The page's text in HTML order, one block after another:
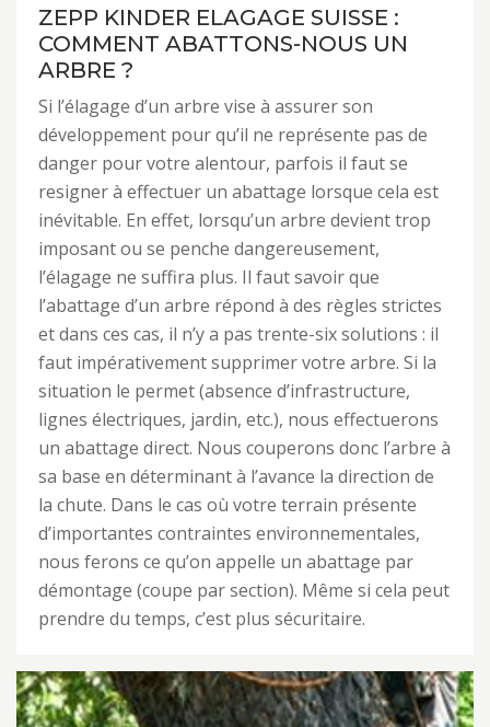
ZEPP KINDER ELAGAGE SUISSE :
COMMENT ABATTONS-NOUS UN
ARBRE ?
Si l’élagage d’un arbre vise à assurer son
développement pour qu’il ne représente pas de
danger pour votre alentour, parfois il faut se
resigner à effectuer un abattage lorsque cela est
inévitable. En effet, lorsqu’un arbre devient trop
imposant ou se penche dangereusement,
l’élagage ne suffira plus. Il faut savoir que
l’abattage d’un arbre répond à des règles strictes
et dans ces cas, il n’y a pas trente-six solutions : il
faut impérativement supprimer votre arbre. Si la
situation le permet (absence d’infrastructure,
lignes électriques, jardin, etc.), nous effectuerons
un abattage direct. Nous couperons donc l’arbre à
sa base en déterminant à l’avance la direction de
la chute. Dans le cas où votre terrain présente
d’importantes contraintes environnementales,
nous ferons ce qu’on appelle un abattage par
démontage (coupe par section). Même si cela peut
prendre du temps, c’est plus sécuritaire.